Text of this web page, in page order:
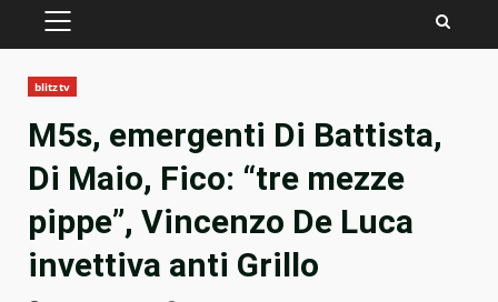
PRIMARY
blitztv
M5s, emergenti Di Battista,
Di Maio, Fico: “tre mezze
pippe”, Vincenzo De Luca
invettiva anti Grillo